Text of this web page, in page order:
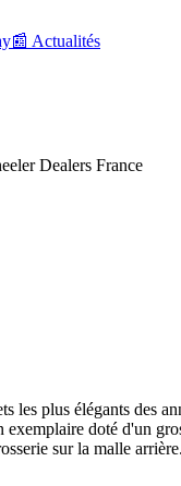
📰 Actualités
Dealers France
les plus élégants des
doté d'un
sur la malle